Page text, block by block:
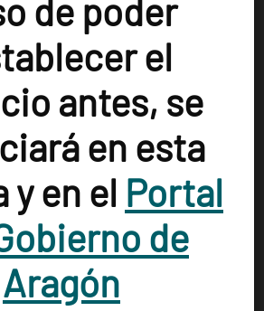
:FRAGMENTOS, el Blog del escritor Ángel
SANTOS: UNA VIDA GRABADA EN EL
ROSA (angelsilvelo.blogspot.com)
de poder
el
antes, se
en esta
y en el Portal
de
Aragón